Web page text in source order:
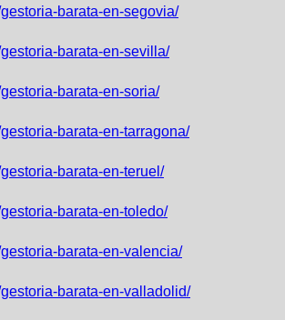
barata-en-segovia/
barata-en-sevilla/
barata-en-soria/
barata-en-tarragona/
barata-en-teruel/
barata-en-toledo/
barata-en-valencia/
barata-en-valladolid/